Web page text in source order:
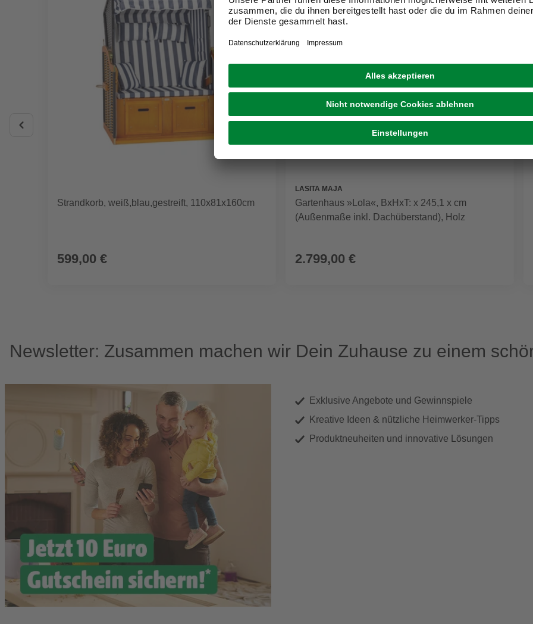
Strandkorb, weiß,blau,gestreift, 110x81x160cm
599,00 €
LASITA MAJA
Gartenhaus »Lola«, BxHxT: x 245,1 x cm
(Außenmaße inkl. Dachüberstand), Holz
2.799,00 €
Newsletter: Zusammen machen wir Dein Zuhause zu einem
Exklusive Angebote und Gewinnspiele
Kreative Ideen & nützliche Heimwerker-Tipps
Produktneuheiten und innovative Lösungen